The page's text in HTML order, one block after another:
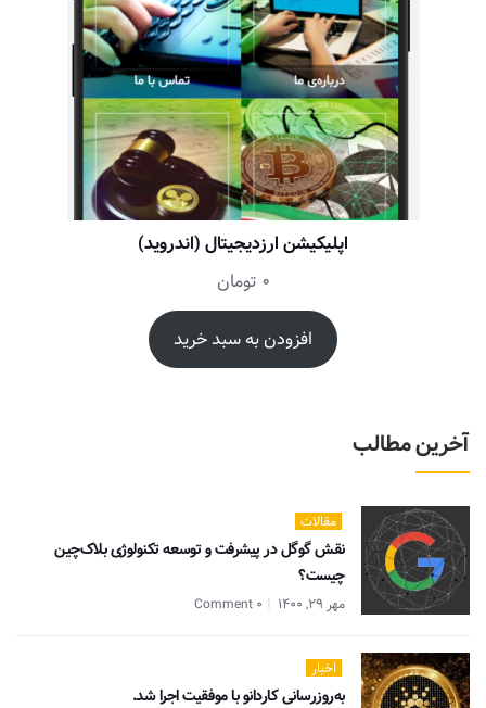
اپلیکیشن ارزدیجیتال (اندروید)
0 تومان
افزودن به سبد خرید
آخرین مطالب
مقالات
نقش گوگل در پیشرفت و توسعه تکنولوژی بلاک‌چین
چیست؟
مهر 29, 1400 0 Comment
اخبار
به‌روزرسانی کاردانو با موفقیت اجرا شد.